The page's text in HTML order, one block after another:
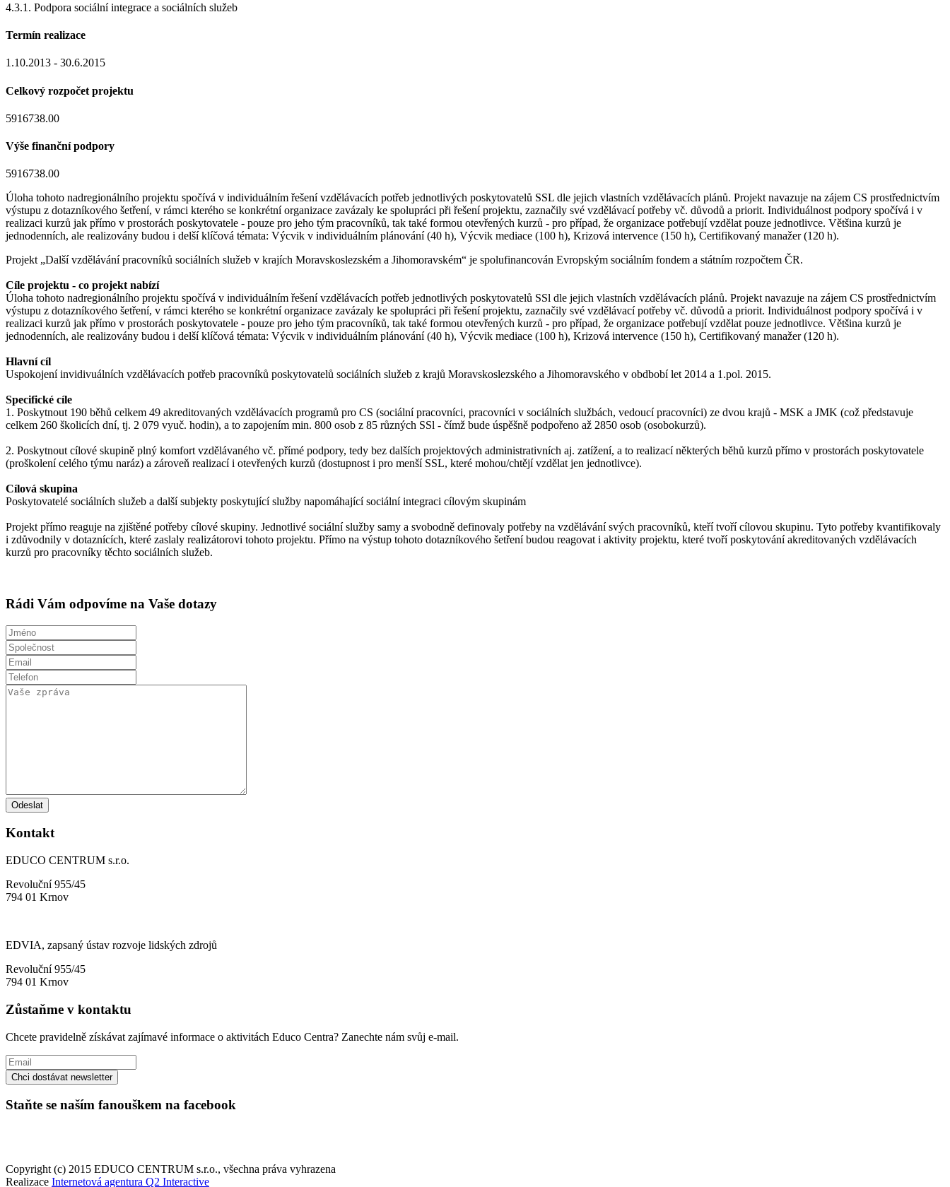
4.3.1. Podpora sociální integrace a sociálních služeb
Termín realizace
1.10.2013 - 30.6.2015
Celkový rozpočet projektu
5916738.00
Výše finanční podpory
5916738.00
Úloha tohoto nadregionálního projektu spočívá v individuálním řešení vzdělávacích potřeb jednotlivých poskytovatelů SSL dle jejich vlastních vzdělávacích plánů. Projekt navazuje na zájem CS prostřednictvím
výstupu z dotazníkového šetření, v rámci kterého se konkrétní organizace zavázaly ke spolupráci při řešení projektu, zaznačily své vzdělávací potřeby vč. důvodů a priorit. Individuálnost podpory spočívá i v
realizaci kurzů jak přímo v prostorách poskytovatele - pouze pro jeho tým pracovníků, tak také formou otevřených kurzů - pro případ, že organizace potřebují vzdělat pouze jednotlivce. Většina kurzů je
jednodenních, ale realizovány budou i delší klíčová témata: Výcvik v individuálním plánování (40 h), Výcvik mediace (100 h), Krizová intervence (150 h), Certifikovaný manažer (120 h).
Projekt „Další vzdělávání pracovníků sociálních služeb v krajích Moravskoslezském a Jihomoravském“ je spolufinancován Evropským sociálním fondem a státním rozpočtem ČR.
Cíle projektu - co projekt nabízí
Úloha tohoto nadregionálního projektu spočívá v individuálním řešení vzdělávacích potřeb jednotlivých poskytovatelů SSl dle jejich vlastních vzdělávacích plánů. Projekt navazuje na zájem CS prostřednictvím
výstupu z dotazníkového šetření, v rámci kterého se konkrétní organizace zavázaly ke spolupráci při řešení projektu, zaznačily své vzdělávací potřeby vč. důvodů a priorit. Individuálnost podpory spočívá i v
realizaci kurzů jak přímo v prostorách poskytovatele - pouze pro jeho tým pracovníků, tak také formou otevřených kurzů - pro případ, že organizace potřebují vzdělat pouze jednotlivce. Většina kurzů je
jednodenních, ale realizovány budou i delší klíčová témata: Výcvik v individuálním plánování (40 h), Výcvik mediace (100 h), Krizová intervence (150 h), Certifikovaný manažer (120 h).
Hlavní cíl
Uspokojení invidivuálních vzdělávacích potřeb pracovníků poskytovatelů sociálních služeb z krajů Moravskoslezského a Jihomoravského v obdbobí let 2014 a 1.pol. 2015.
Specifické cíle
1. Poskytnout 190 běhů celkem 49 akreditovaných vzdělávacích programů pro CS (sociální pracovníci, pracovníci v sociálních službách, vedoucí pracovníci) ze dvou krajů - MSK a JMK (což představuje
celkem 260 školicích dní, tj. 2 079 vyuč. hodin), a to zapojením min. 800 osob z 85 různých SSl - čímž bude úspěšně podpořeno až 2850 osob (osobokurzů).
2. Poskytnout cílové skupině plný komfort vzdělávaného vč. přímé podpory, tedy bez dalších projektových administrativních aj. zatížení, a to realizací některých běhů kurzů přímo v prostorách poskytovatele
(proškolení celého týmu naráz) a zároveň realizací i otevřených kurzů (dostupnost i pro menší SSL, které mohou/chtějí vzdělat jen jednotlivce).
Cílová skupina
Poskytovatelé sociálních služeb a další subjekty poskytující služby napomáhající sociální integraci cílovým skupinám
Projekt přímo reaguje na zjištěné potřeby cílové skupiny. Jednotlivé sociální služby samy a svobodně definovaly potřeby na vzdělávání svých pracovníků, kteří tvoří cílovou skupinu. Tyto potřeby kvantifikovaly
i zdůvodnily v dotaznících, které zaslaly realizátorovi tohoto projektu. Přímo na výstup tohoto dotazníkového šetření budou reagovat i aktivity projektu, které tvoří poskytování akreditovaných vzdělávacích
kurzů pro pracovníky těchto sociálních služeb.
Rádi Vám odpovíme na Vaše dotazy
Kontakt
EDUCO CENTRUM s.r.o.
Revoluční 955/45
794 01 Krnov
EDVIA, zapsaný ústav rozvoje lidských zdrojů
Revoluční 955/45
794 01 Krnov
Zůstaňme v kontaktu
Chcete pravidelně získávat zajímavé informace o aktivitách Educo Centra? Zanechte nám svůj e-mail.
Staňte se naším fanouškem na facebook
Copyright (c) 2015 EDUCO CENTRUM s.r.o., všechna práva vyhrazena
Realizace Internetová agentura Q2 Interactive